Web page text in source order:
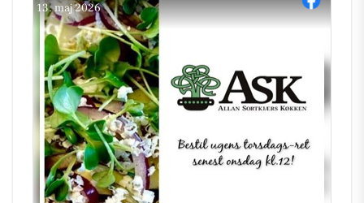
13. maj 2026